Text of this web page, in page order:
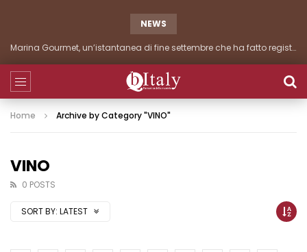
NEWS
Marina Gourmet, un’istantanea di fine settembre che ha fatto registrare importanti presenze
Home Archive by Category "VINO"
VINO
0 POSTS
SORT BY: LATEST